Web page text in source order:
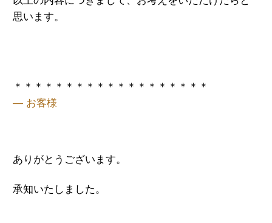
思います。
＊＊＊＊＊＊＊＊＊＊＊＊＊＊＊＊＊＊＊
— お客様
ありがとうございます。
承知いたしました。